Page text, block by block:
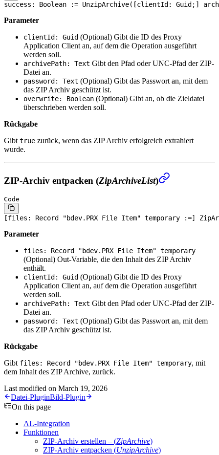
success: Boolean := UnzipArchive([clientId: Guid;]
Parameter
clientId: Guid (Optional) Gibt die ID des Proxy
Application Client an, auf dem die Operation ausgeführt
werden soll.
archivePath: Text Gibt den Pfad oder UNC-Pfad der ZIP-
Datei an.
password: Text (Optional) Gibt das Passwort an, mit dem
das ZIP Archiv geschützt ist.
overwrite: Boolean (Optional) Gibt an, ob die Zieldatei
überschrieben werden soll.
Rückgabe
Gibttrue zurück, wenn das ZIP Archiv erfolgreich extrahiert
wurde.
ZIP-Archiv entpacken (ZipArchiveList)
Code
[files: Record "bdev.PRX File Item" temporary :=]
Parameter
files: Record "bdev.PRX File Item" temporary
(Optional) Out-Variable, die den Inhalt des ZIP Archiv
enthält.
clientId: Guid (Optional) Gibt die ID des Proxy
Application Client an, auf dem die Operation ausgeführt
werden soll.
archivePath: Text Gibt den Pfad oder UNC-Pfad der ZIP-
Datei an.
password: Text (Optional) Gibt das Passwort an, mit dem
das ZIP Archiv geschützt ist.
Rückgabe
Gibt files: Record "bdev.PRX File Item" temporary, mit
dem Inhalt des ZIP Archive, zurück.
Last modified on March 19, 2026
Datei-PluginBild-Plugin
On this page
AL-Integration
Funktionen
ZIP-Archiv erstellen – (ZipArchive)
ZIP-Archiv entpacken (UnzipArchive)